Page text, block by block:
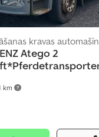
km
kravas
Atego 2